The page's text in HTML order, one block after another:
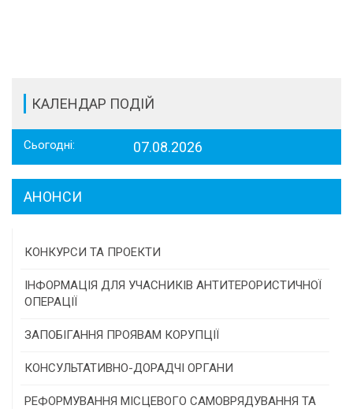
КАЛЕНДАР ПОДІЙ
Сьогодні: 07.08.2026
АНОНСИ
КОНКУРСИ ТА ПРОЕКТИ
Конкурс проектів та програм місцевого
самоврядування
Конкурс інститутів громадянського суспільства
Програми/конкурси МТД
ІНФОРМАЦІЯ ДЛЯ УЧАСНИКІВ АНТИТЕРОРИСТИЧНОЇ
ОПЕРАЦІЇ
ЗАПОБІГАННЯ ПРОЯВАМ КОРУПЦІЇ
КОНСУЛЬТАТИВНО-ДОРАДЧІ ОРГАНИ
Консультативна рада
РЕФОРМУВАННЯ МІСЦЕВОГО САМОВРЯДУВАННЯ ТА